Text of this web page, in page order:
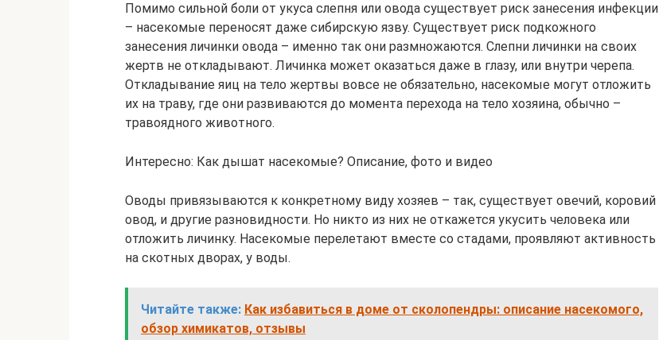
Помимо сильной боли от укуса слепня или овода существует риск занесения инфекции
– насекомые переносят даже сибирскую язву. Существует риск подкожного
занесения личинки овода – именно так они размножаются. Слепни личинки на своих
жертв не откладывают. Личинка может оказаться даже в глазу, или внутри черепа.
Откладывание яиц на тело жертвы вовсе не обязательно, насекомые могут отложить
их на траву, где они развиваются до момента перехода на тело хозяина, обычно –
травоядного животного.
Интересно: Как дышат насекомые? Описание, фото и видео
Оводы привязываются к конкретному виду хозяев – так, существует овечий, коровий
овод, и другие разновидности. Но никто из них не откажется укусить человека или
отложить личинку. Насекомые перелетают вместе со стадами, проявляют активность
на скотных дворах, у воды.
Читайте также: Как избавиться в доме от сколопендры: описание насекомого,
обзор химикатов, отзывы